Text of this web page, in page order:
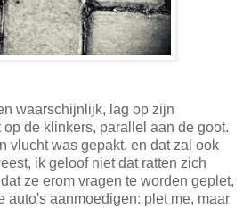
waarschijnlijk, lag op zijn
de klinkers, parallel aan de goot.
vlucht was gepakt, en dat zal ook
ik geloof niet dat ratten zich
ze erom vragen te worden geplet,
auto's aanmoedigen: plet me, maar